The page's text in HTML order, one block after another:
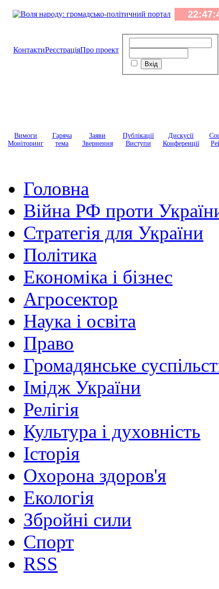
КонтактиРеєстраціяПро проект
Вимоги
Моніторинг
Гаряча
тема
Заяви
Звернення
Публікації
Виступи
Дискусії
Конференції
Головна
Війна РФ проти
Стратегія для України
Політика
Економіка і бізнес
Агросектор
Наука і освіта
Право
Громадянське
Імідж України
Релігія
Культура і духовність
Історія
Охорона здоров'я
Екологія
Збройні сили
Спорт
RSS